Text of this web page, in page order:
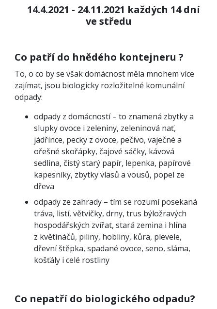
14.4.2021 - 24.11.2021 každých 14 dní
ve středu
Co patří do hnědého kontejneru ?
To, o co by se však domácnost měla mnohem více
zajímat, jsou biologicky rozložitelné komunální
odpady:
odpady z domácností – to znamená zbytky a
slupky ovoce i zeleniny, zeleninová nať,
jádřince, pecky z ovoce, pečivo, vaječné a
ořešné skořápky, čajové sáčky, kávová
sedlina, čistý starý papír, lepenka, papírové
kapesníky, zbytky vlasů a vousů, popel ze
dřeva
odpady ze zahrady – tím se rozumí posekaná
tráva, listí, větvičky, drny, trus býložravých
hospodářských zvířat, stará zemina i hlína
z květináčů, piliny, hobliny, kůra, plevele,
dřevní štěpka, spadané ovoce, seno, sláma,
košťály i celé rostliny
Co nepatří do biologického odpadu?